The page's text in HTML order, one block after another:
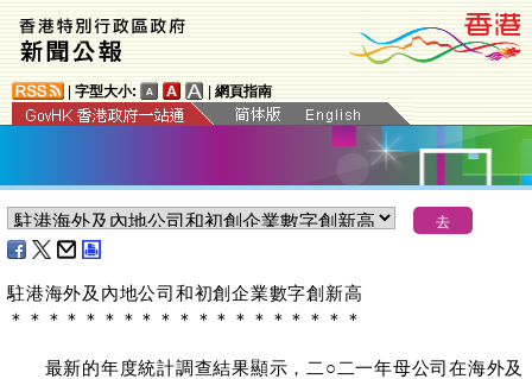
字型大小: 網頁指南
駐港海外及內地公司和初創企業數字創新高
＊ ＊ ＊ ＊ ＊ ＊ ＊ ＊ ＊ ＊ ＊ ＊ ＊ ＊ ＊ ＊ ＊ ＊ ＊
​最新的年度統計調查結果顯示，二○二一年母公司在海外及